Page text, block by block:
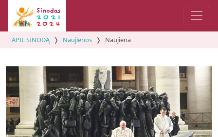
APIE SINODĄ Naujienos Naujiena